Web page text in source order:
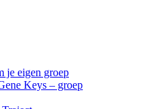
je eigen groep
Keys – groep